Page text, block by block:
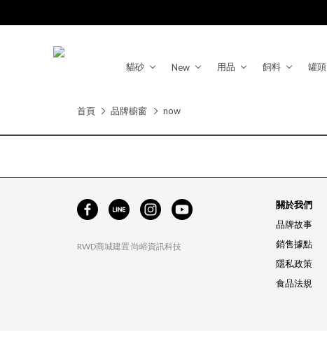
貓砂 New 用品 飼料 罐頭
首頁 品牌櫥窗 now
RWD商城建置 尚峪資訊科技
關於我們
品牌故事
銷售據點
隱私政策
食品法規